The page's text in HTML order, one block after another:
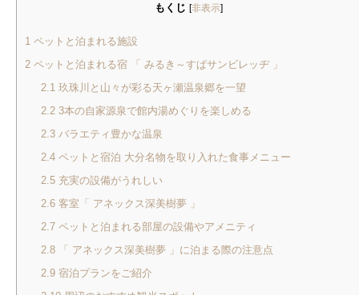
もくじ [非表示]
1 ペットと泊まれる施設
2 ペットと泊まれる宿 「 みるき～すぱサンビレッヂ 」
2.1玖珠川と山々が彩る天ヶ瀬温泉郷を一望
2.23本の自家源泉で館内湯めぐりを楽しめる
2.3バラエティ豊かな温泉
2.4ペットと宿泊 大分名物を取り入れた食事メニュー
2.5充実の設備がうれしい
2.6客室「 アネックス深美樹夢 」
2.7ペットと泊まれる部屋の設備やアメニティ
2.8「 アネックス深美樹夢 」に泊まる際の注意点
2.9宿泊プランをご紹介